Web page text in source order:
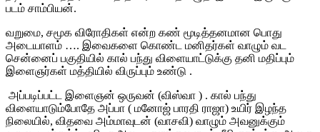
படம் சாம்பியன்.
வறுமை, சமூக விரோதிகள் என்ற கண் மூடித்தனமான பொது
அடையாளம் …. இவைகளை கொண்ட மனிதர்கள் வாழும் வட
சென்னைப் பகுதியில் கால் பந்து விளையாட்டுக்கு தனி மதிப்பும்
இளைஞர்கள் மத்தியில் விருப்பும் உண்டு .
அப்படிப்பட்ட இளைஞன் ஒருவன் (விஸ்வா ) . கால் பந்து
விளையாடும்போதே அப்பா ( மனோஜ் பாரதி ராஜா) உயிர் இழந்த
நிலையில், விதவை அம்மாவுடன் (வாசவி) வாழும் அவனுக்கும்